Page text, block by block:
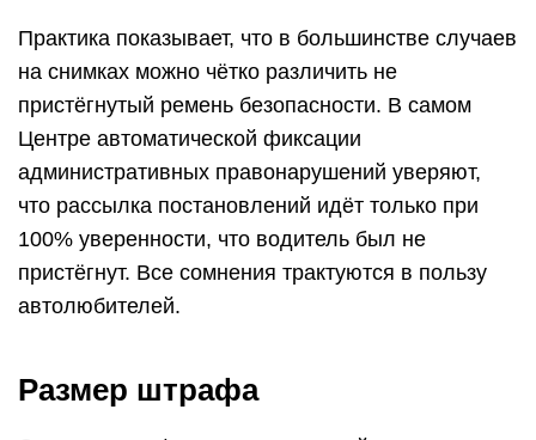
Практика показывает, что в большинстве случаев
на снимках можно чётко различить не
пристёгнутый ремень безопасности. В самом
Центре автоматической фиксации
административных правонарушений уверяют,
что рассылка постановлений идёт только при
100% уверенности, что водитель был не
пристёгнут. Все сомнения трактуются в пользу
автолюбителей.
Размер штрафа